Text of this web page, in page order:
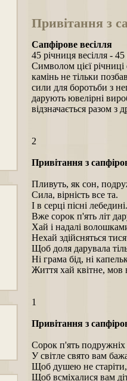
Привітання з
Сапфірове весілля
45 річниця весілля -
Символом цієї
камінь не тільки
сили для боротьби з
дарують ювелірні
відзначається разом з
2
Привітання з
Пливуть, як сон,
Сила, вірність все та.
І в серці пісні лебедині.
Вже сорок п'ять літ
Хай і надалі
Нехай здійсняться
Щоб доля дарувала
Ні грама бід, ні
Життя хай квітне, мов
1
Привітання з
Сорок п'ять подружніх
У світле свято вам
Щоб душею не старіти,
Щоб всміхалися вам